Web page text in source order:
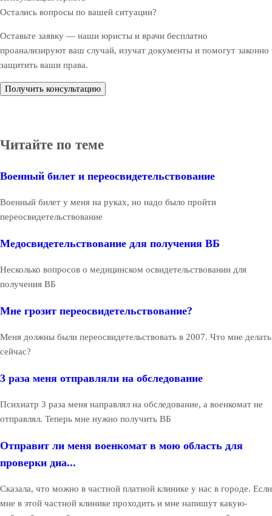
Остались вопросы по вашей ситуации?
Оставьте заявку — наши юристы и врачи бесплатно
проанализируют ваш случай, изучат документы и помогут законно
защитить ваши права.
Получить консультацию
Читайте по теме
Военный билет и переосвидетельствование
Военный билет у меня на руках, но надо было пройти
переосвидетельствование
Медосвидетельствование для получения ВБ
Несколько вопросов о медицинском освидетельствовании для
получения ВБ
Мне грозит переосвидетельствование?
Меня должны были переосвидетельствовать в 2007. Что мне делать
сейчас?
3 раза меня отправляли на обследование
Психиатр 3 раза меня направлял на обследование, а военкомат не
отправлял. Теперь мне нужно получить ВБ
Отправит ли меня военкомат в мою область для
проверки диа...
Сказала, что можно в частной платной клинике у нас в городе. Если
мне в этой частной клинике проходить и мне напишут какую-